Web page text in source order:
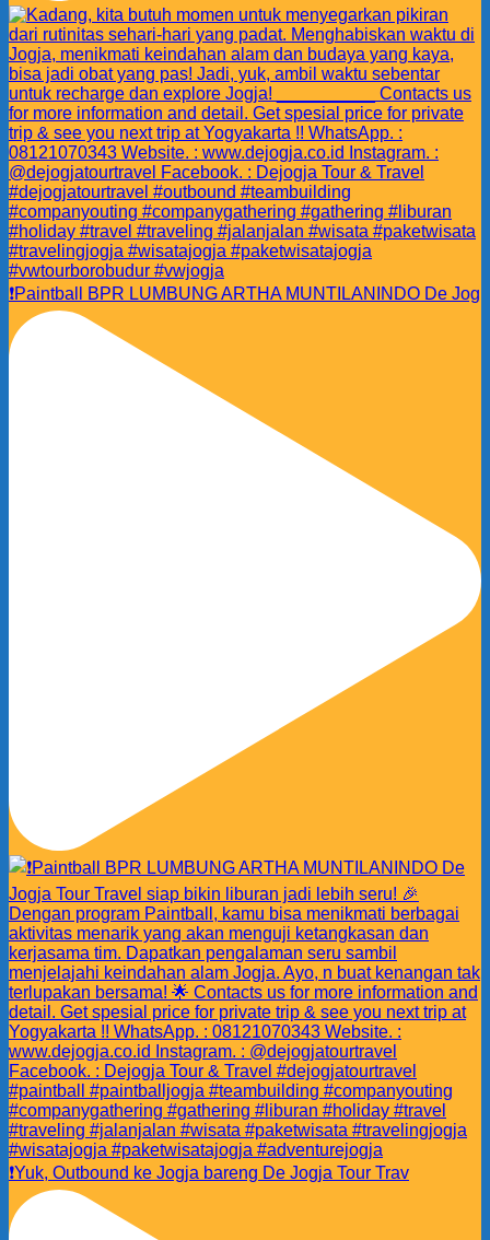
❗️Paintball BPR LUMBUNG ARTHA MUNTILANINDO De Jog
❗️Yuk, Outbound ke Jogja bareng De Jogja Tour Trav